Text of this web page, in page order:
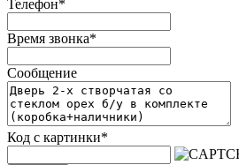
Телефон*
Время звонка*
Сообщение
Код с картинки*